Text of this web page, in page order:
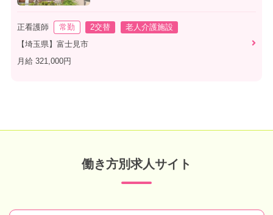
正看護師 常勤 2交替
老人介護施設
【埼玉県】富士見市
月給 321,000円
働き方別求人サイト